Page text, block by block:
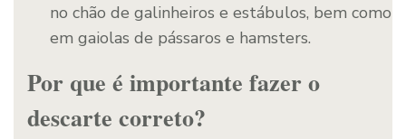
no chão de galinheiros e estábulos, bem como
em gaiolas de pássaros e hamsters.
Por que é importante fazer o
descarte correto?